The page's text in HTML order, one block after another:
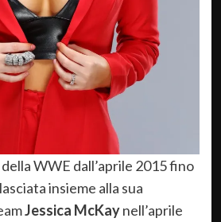
WWE dall’aprile 2015 fino
insieme alla sua
Jessica McKaynell’aprile